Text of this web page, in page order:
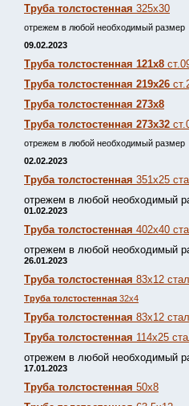
Труба толстостенная 325х30
отрежем в любой необходимый размер
09.02.2023
Труба толстостенная 121х8
Труба толстостенная 219х26
Труба толстостенная 273х8
Труба толстостенная 273х32
отрежем в любой необходимый размер
02.02.2023
Труба толстостенная 351х25
отрежем в любой необходимый
01.02.2023
Труба толстостенная 402х40
отрежем в любой необходимый
26.01.2023
Труба толстостенная 83х12
Труба толстостенная 32х4
Труба толстостенная 83х12
Труба толстостенная 114х25
отрежем в любой необходимый
17.01.2023
Труба толстостенная 50х8